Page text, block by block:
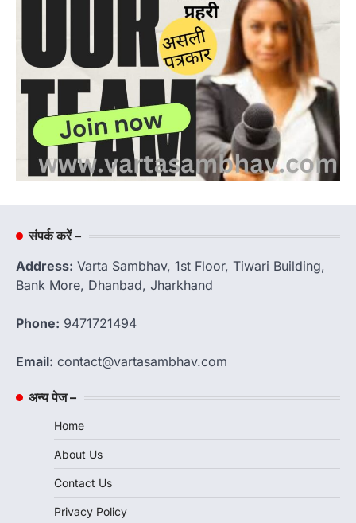
संपर्क करें –
Address: Varta Sambhav, 1st Floor, Tiwari Building,
Bank More, Dhanbad, Jharkhand
Phone: 9471721494
Email: contact@vartasambhav.com
अन्य पेज –
Home
About Us
Contact Us
Privacy Policy